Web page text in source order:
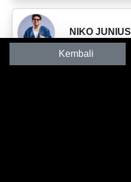
NIKO JUNIUS
Kembali